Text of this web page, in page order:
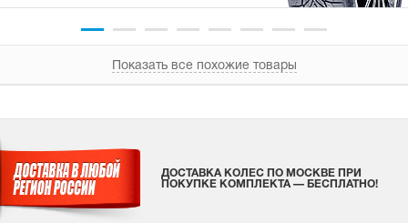
Показать все похожие товары
ДОСТАВКА КОЛЕС ПО МОСКВЕ ПРИ
ПОКУПКЕ КОМПЛЕКТА — БЕСПЛАТНО!